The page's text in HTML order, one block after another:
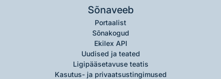
Sõnaveeb
Portaalist
Sõnakogud
Ekilex API
Uudised ja teated
Ligipääsetavuse teatis
Kasutus- ja privaatsustingimused